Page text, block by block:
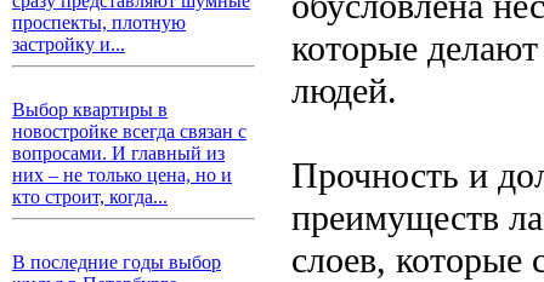
проспекты, плотную
застройку и...
Выбор квартиры в
новостройке всегда связан с
вопросами. И главный из
них – не только цена, но и
кто строит, когда...
В последние годы выбор
которые
людей.
Прочность и
преимуществ
слоев, которые